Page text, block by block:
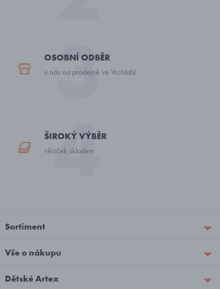
OSOBNÍ ODBĚR
u nás na prodejně ve Vrchlabí
ŠIROKÝ VÝBĚR
věciček skladem
Sortiment
Vše o nákupu
Dětské Artex